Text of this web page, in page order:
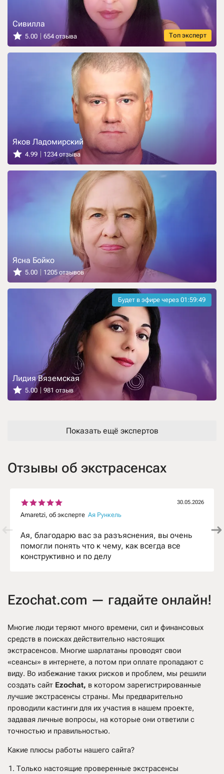
Топ эксперт
Сивилла
5.00 654 отзыва
Яков Ладомирский
4.99 1234 отзыва
Ясна Бойко
5.00 1205 отзывов
Будет в эфире через 01:59:47
Лидия Вяземская
5.00 981 отзыв
Показать ещё экспертов
Отзывы об экстрасенсах
30.05.2026
Amaretzi, об эксперте Ая Рункель
Ая, благодарю вас за разъяснения, вы очень
помогли понять что к чему, как всегда все
конструктивно и по делу
Ezochat.com — гадайте онлайн!
Многие люди теряют много времени, сил и финансовых
средств в поисках действительно настоящих
экстрасенсов. Многие шарлатаны проводят свои
«сеансы» в интернете, а потом при оплате пропадают с
виду. Во избежание таких рисков и проблем, мы решили
создать сайт Ezochat, в котором зарегистрированные
лучшие экстрасенсы страны. Мы предварительно
проводили кастинги для их участия в нашем проекте,
задавая личные вопросы, на которые они ответили с
точностью и правильностью.
Какие плюсы работы нашего сайта?
Только настоящие проверенные экстрасенсы